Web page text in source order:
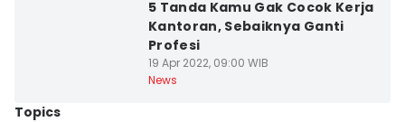
5 Tanda Kamu Gak Cocok Kerja
Kantoran, Sebaiknya Ganti
Profesi
19 Apr 2022, 09:00 WIB
News
Topics